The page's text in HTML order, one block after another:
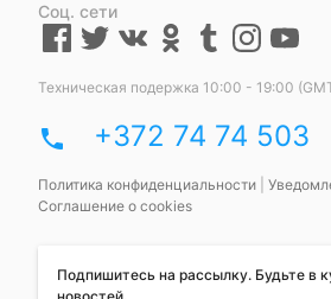
Соц. сети
Техническая подержка 10:00 - 19:00
phone +372 74 74 503
Политика конфиденциальности
Соглашение о cookies
Подпишитесь на рассылку. Будьте в